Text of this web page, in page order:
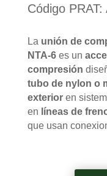
Código PRAT:
La unión de
NTA-6es un
compresión
tubo de nylon o
exterioren
en líneas de
que usan